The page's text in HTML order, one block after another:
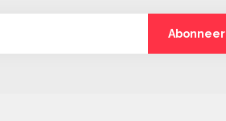
Abonneer